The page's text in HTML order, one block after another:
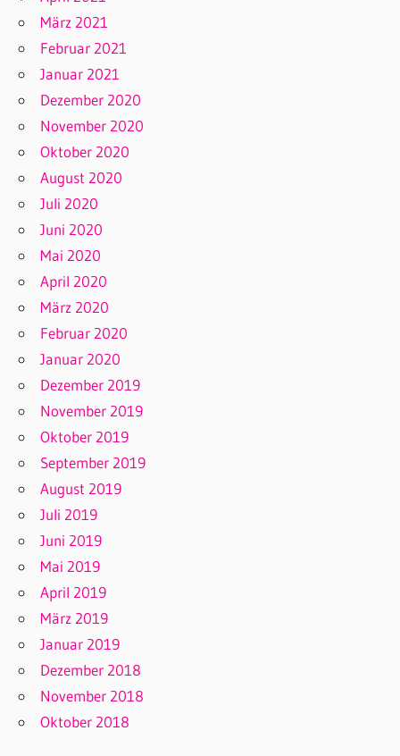
März 2021
Februar 2021
Januar 2021
Dezember 2020
November 2020
Oktober 2020
August 2020
Juli 2020
Juni 2020
Mai 2020
April 2020
März 2020
Februar 2020
Januar 2020
Dezember 2019
November 2019
Oktober 2019
September 2019
August 2019
Juli 2019
Juni 2019
Mai 2019
April 2019
März 2019
Januar 2019
Dezember 2018
November 2018
Oktober 2018